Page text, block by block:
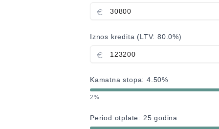
Iznos kredita (LTV:80.0%)
Kamatna stopa:4.50%
2%
Period otplate: 25 godina